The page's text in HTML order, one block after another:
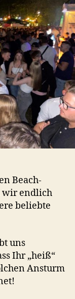
Beach-
wir endlich
beliebte
uns
Ihr „heiß“
Ansturm